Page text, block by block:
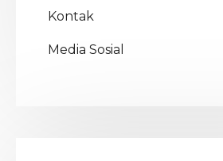
Kontak
Media Sosial